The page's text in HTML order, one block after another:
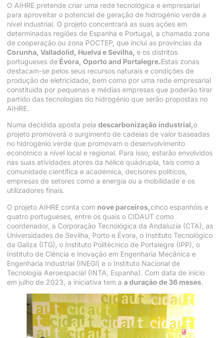
O AIHRE pretende criar uma rede tecnológica e empresarial
para aproveitar o potencial de geração de hidrogénio verde a
nível industrial. O projeto concentrará as suas ações em
determinadas regiões de Espanha e Portugal, a chamada zona
de cooperação ou zona POCTEP, que inclui as províncias da
Corunha, Valladolid, Huelva e Sevilha, e os distritos
portugueses de Évora, Oporto and Portalegre.Estas zonas
destacam-se pelos seus recursos naturais e condições de
produção de eletricidade, bem como por uma rede empresarial
constituída por pequenas e médias empresas que poderão tirar
partido das tecnologias do hidrogénio que serão propostas no
AIHRE.
Numa decidida aposta pela descarbonização industrial, o
projeto promoverá o surgimento de cadeias de valor baseadas
no hidrogénio verde que promovam o desenvolvimento
económico a nível local e regional. Para isso, estarão envolvidos
nas suas atividades atores da hélice quádrupla, tais como a
comunidade científica e académica, decisores políticos,
empresas de setores como a energia ou a mobilidade e os
utilizadores finais.
O projeto AIHRE conta com nove parceiros, cinco espanhóis e
quatro portugueses, entre os quais o CIDAUT como
coordenador, a Corporação Tecnológica da Andaluzia (CTA), as
Universidades de Sevilha, Porto e Évora, o Instituto Tecnológico
da Galiza (ITG), o Instituto Politécnico de Portalegre (IPP), o
Instituto de Ciência e Inovação em Engenharia Mecânica e
Engenharia Industrial (INEGI) e o Instituto Nacional de
Tecnologia Aeroespacial (INTA, Espanha). Com data de início
em julho de 2023, a iniciativa tem a a duração de 36 meses.